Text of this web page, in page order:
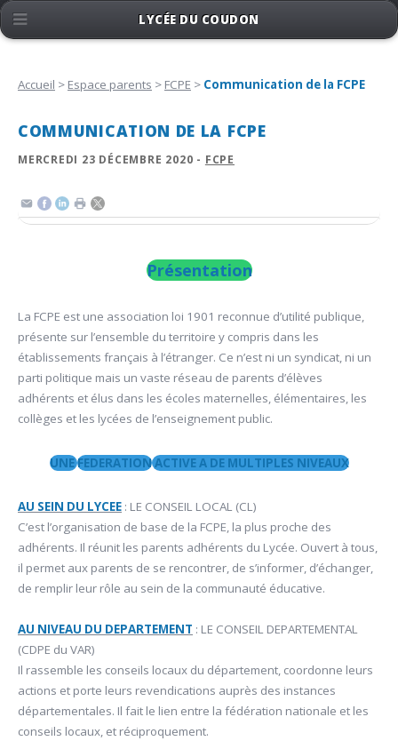
Accueil > Espace parents > FCPE > Communication de la FCPE
COMMUNICATION DE LA FCPE
MERCREDI 23 DÉCEMBRE 2020 - FCPE
Présentation
La FCPE est une association loi 1901 reconnue d’utilité publique,
présente sur l’ensemble du territoire y compris dans les
établissements français à l’étranger. Ce n’est ni un syndicat, ni un
parti politique mais un vaste réseau de parents d’élèves
adhérents et élus dans les écoles maternelles, élémentaires, les
collèges et les lycées de l’enseignement public.
UNEFEDERATIONACTIVE A DE MULTIPLES NIVEAUX
AU SEIN DU LYCEE : LE CONSEIL LOCAL (CL)
C’est l’organisation de base de la FCPE, la plus proche des
adhérents. Il réunit les parents adhérents du Lycée. Ouvert à tous,
il permet aux parents de se rencontrer, de s’informer, d’échanger,
de remplir leur rôle au sein de la communauté éducative.
AU NIVEAU DU DEPARTEMENT : LE CONSEIL DEPARTEMENTAL
(CDPE du VAR)
Il rassemble les conseils locaux du département, coordonne leurs
actions et porte leurs revendications auprès des instances
départementales. Il fait le lien entre la fédération nationale et les
conseils locaux, et réciproquement.
LYCÉE DU COUDON